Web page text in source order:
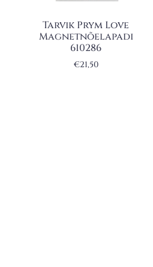
Tarvik Prym Love
Magnetnõelapadi
610286
€21,50